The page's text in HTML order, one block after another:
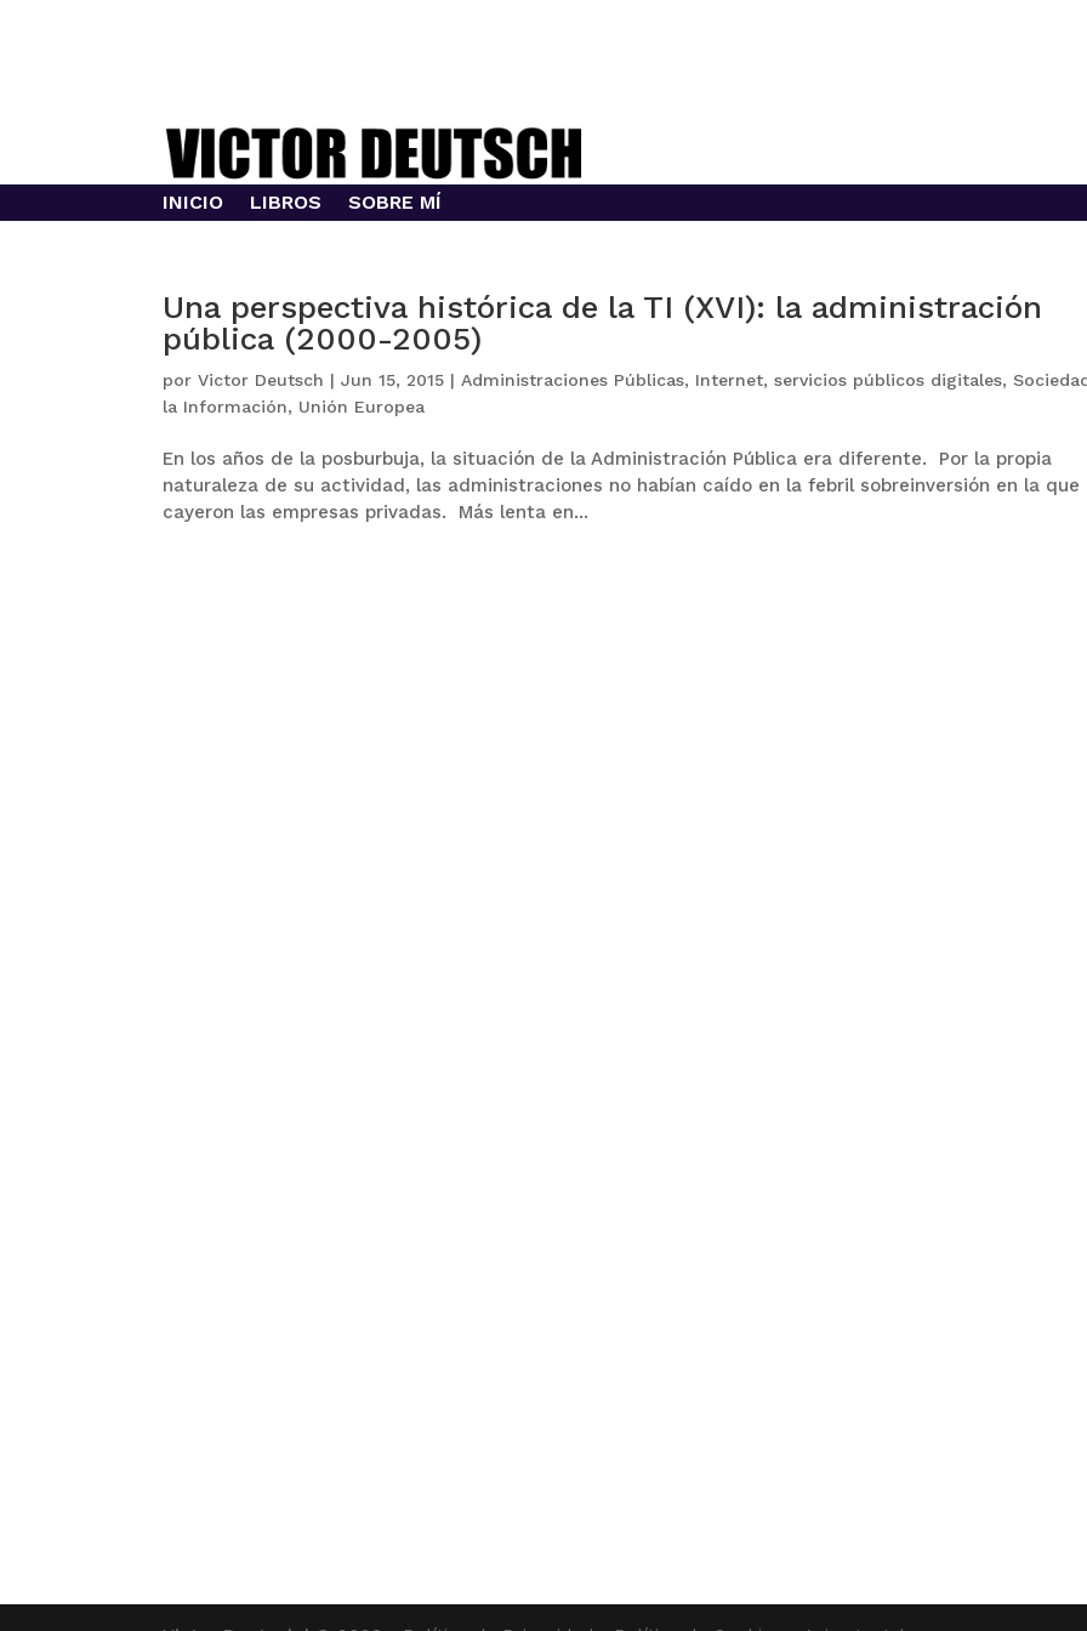
INICIO LIBROS SOBRE MÍ
Una perspectiva histórica de la TI (XVI): la administración
pública (2000-2005)
porVictor Deutsch |Jun 15, 2015 |Administraciones Públicas, Internet,servicios públicos digitales,
la Información, Unión Europea
En los años de la posburbuja, la situación de la Administración Pública era diferente. Por la propia
naturaleza de su actividad, las administraciones no habían caído en la febril sobreinversión en la que
cayeron las empresas privadas. Más lenta en...